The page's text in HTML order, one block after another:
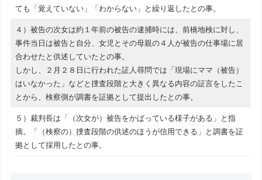
ても「覚えていない」「わからない」と繰り返したとの事。
４）被告の次女は約１年前の被告の逮捕時には、前橋地検に対し、
事件当日は被告と自分、女児とその母親の４人が被告の仕事場に居
合わせたと供述していたとの事。
しかし、２月２８日に行われた証人尋問では「現場にママ（被告）
はいなかった」などと捜査段階と大きく異なる内容の証言をしたこ
とから、検察側が調書を証拠として提出したとの事。
５）裁判長は「（次女が）被告をかばっている様子がある」と指
摘。「（検察の）捜査段階の供述のほうが信用できる」と調書を証
拠として採用したとの事。